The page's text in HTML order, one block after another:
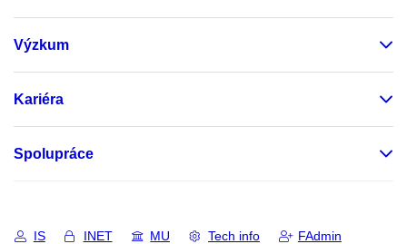
Výzkum
Kariéra
Spolupráce
IS INET MU Tech info FAdmin